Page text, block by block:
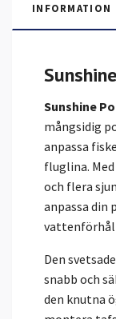
INFORMATION
Sunshine
mångsidig
anpassa
fluglina.
och flera
anpassa din
Den
snabb och
den knutna